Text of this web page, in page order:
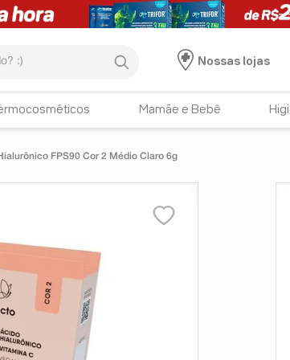
Nossas lojas
Mamãe e Bebê
FPS90 Cor 2 Médio Claro 6g